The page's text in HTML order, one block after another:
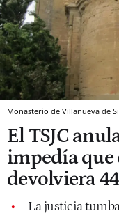
Monasterio de Villanueva de
El TSJC
impedía que
devolviera
La justicia